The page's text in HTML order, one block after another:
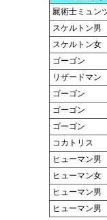
屍術士ミュン
スケルトン男
スケルトン女
ゴーゴン
リザードマン
ゴーゴン
ゴーゴン
ゴーゴン
コカトリス
ヒューマン男
ヒューマン女
ヒューマン男
ヒューマン男